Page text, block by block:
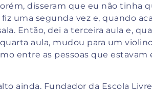
disseram que eu não tinha
uma segunda vez e, quando
Então, dei a terceira aula e,
aula, mudou para um
entre as pessoas que estavam
ainda. Fundador da Escola Livre